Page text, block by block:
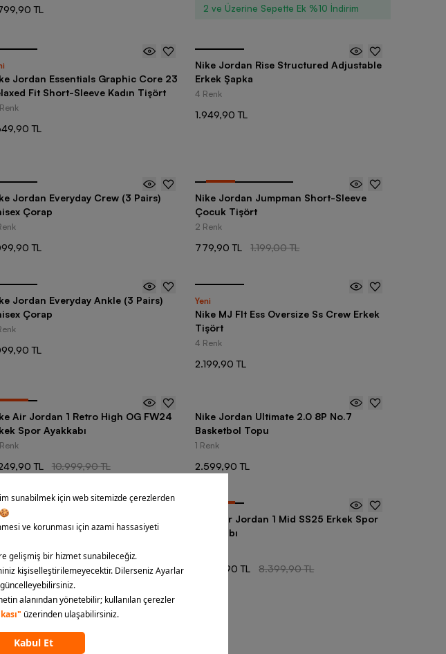
TL 2 ve Üzerine Sepette Ek %10 İndirim
Jordan Essentials Graphic Core 23
Fit Short-Sleeve Kadın Tişört
TL
Nike Jordan Rise Structured Adjustable
Erkek Şapka
4 Renk
1.949,90 TL
Jordan Everyday Crew (3 Pairs)
Çorap
TL
Nike Jordan Jumpman Short-Sleeve
Çocuk Tişört
2 Renk
779,90 TL 1.199,00 TL
Jordan Everyday Ankle (3 Pairs)
Çorap
TL
Yeni
Nike MJ Flt Ess Oversize Ss Crew Erkek
Tişört
4 Renk
2.199,90 TL
Air Jordan 1 Retro High OG FW24
Spor Ayakkabı
TL 10.999,90 TL
Nike Jordan Ultimate 2.0 8P No.7
Basketbol Topu
1 Renk
2.599,90 TL
-35
Jordan Jumpman Short-Sleeve
Tişört
TL 1.199,00 TL
Nike Air Jordan 1 Mid SS25 Erkek Spor
Ayakkabı
5.449,90 TL 8.399,90 TL
345 üründen ürün görüntüledin